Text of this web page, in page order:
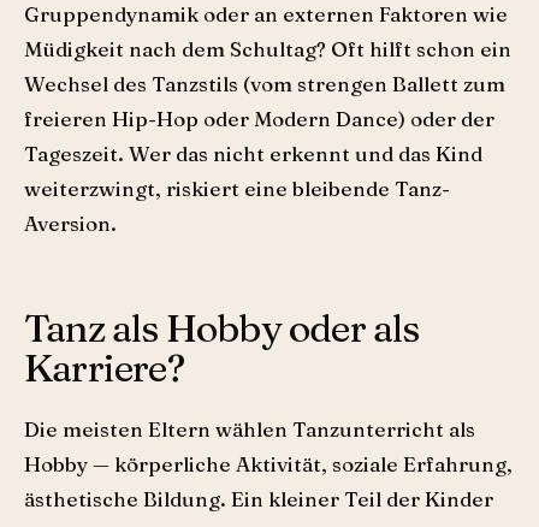
Gruppendynamik oder an externen Faktoren wie
Müdigkeit nach dem Schultag? Oft hilft schon ein
Wechsel des Tanzstils (vom strengen Ballett zum
freieren Hip-Hop oder Modern Dance) oder der
Tageszeit. Wer das nicht erkennt und das Kind
weiterzwingt, riskiert eine bleibende Tanz-
Aversion.
Tanz als Hobby oder als
Karriere?
Die meisten Eltern wählen Tanzunterricht als
Hobby — körperliche Aktivität, soziale Erfahrung,
ästhetische Bildung. Ein kleiner Teil der Kinder